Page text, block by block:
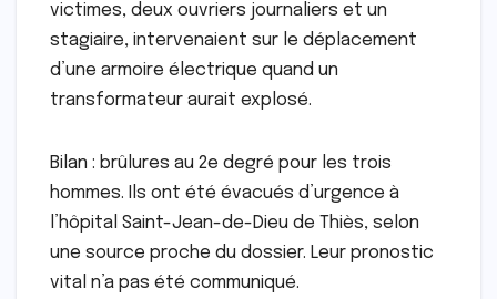
victimes, deux ouvriers journaliers et un
stagiaire, intervenaient sur le déplacement
d’une armoire électrique quand un
transformateur aurait explosé.
Bilan : brûlures au 2e degré pour les trois
hommes. Ils ont été évacués d’urgence à
l’hôpital Saint-Jean-de-Dieu de Thiès, selon
une source proche du dossier. Leur pronostic
vital n’a pas été communiqué.